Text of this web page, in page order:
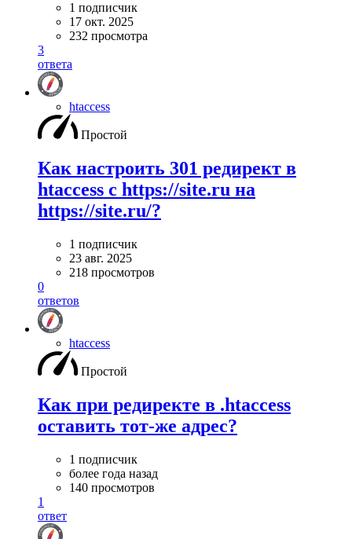
1 подписчик
17 окт. 2025
232 просмотра
3
ответа
htaccess
Простой
Как настроить 301 редирект в
htaccess с https://site.ru на
https://site.ru/?
1 подписчик
23 авг. 2025
218 просмотров
0
ответов
htaccess
Простой
Как при редиректе в .htaccess
оставить тот-же адрес?
1 подписчик
более года назад
140 просмотров
1
ответ